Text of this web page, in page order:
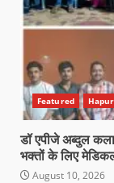
Featured
डॉ एपीजे अब्दुल
भक्तों के लिए
August 10, 2026